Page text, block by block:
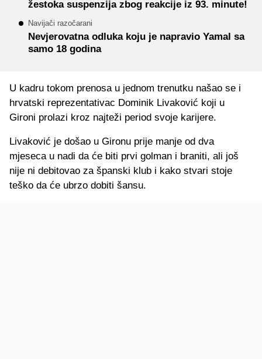
žestoka suspenzija zbog reakcije iz 93. minute!
Navijači razočarani
Nevjerovatna odluka koju je napravio Yamal sa
samo 18 godina
U kadru tokom prenosa u jednom trenutku našao se i
hrvatski reprezentativac Dominik Livaković koji u
Gironi prolazi kroz najteži period svoje karijere.
Livaković je došao u Gironu prije manje od dva
mjeseca u nadi da će biti prvi golman i braniti, ali još
nije ni debitovao za španski klub i kako stvari stoje
teško da će ubrzo dobiti šansu.